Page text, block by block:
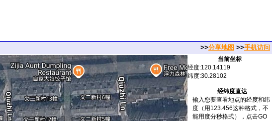
>>分享地图 >>手机访问
当前坐标
经度:120.14119
纬度:30.28102
经纬度直达
输入您要查看地点的经度和纬
度（用123.456这种格式，不
能用度分秒格式），点击GO